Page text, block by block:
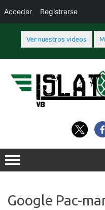
Ver nuestros videos
contenido
Google Pac-
Acceder Registrarse